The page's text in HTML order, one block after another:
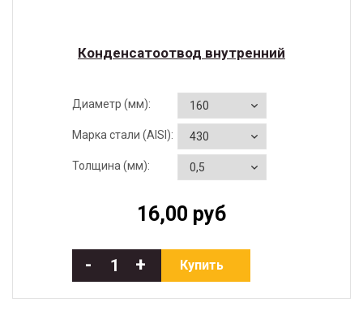
Конденсатоотвод внутренний
Диаметр (мм):
Марка стали (AISI):
Толщина (мм):
16,00 руб
- + Купить